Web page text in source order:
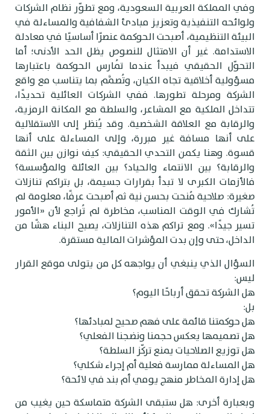
المملكة العربية السعودية، ومع تطوّر نظام الشركات
التنفيذية وتعزيز مبادئ الشفافية والمساءلة في
التنظيمية، أصبحت الحوكمة عنصرًا أساسيًا في معادلة
غير أن الامتثال للنصوص يظل الحد الأدنى؛ أما
الحقيقي فيبدأ عندما تُمارس الحوكمة باعتبارها
أخلاقية تجاه الكيان، وتُصمَّم بما يتناسب مع واقع
ومرحلة تطورها. ففي الشركات العائلية تحديدًا،
الملكية مع المشاعر، والسلطة مع المكانة الرمزية،
مع العلاقة الشخصية. وقد يُنظر إلى الاستقلالية
أنها مسافة غير مبررة، وإلى المساءلة على أنها
وهنا يكمن التحدي الحقيقي: كيف نوازن بين الثقة
بين الانتماء والحياد؟ بين العائلة والمؤسسة؟
الكبرى لا تبدأ بقرارات جسيمة، بل بتراكم تنازلات
صلاحية مُنحت بحسن نية ثم أصبحت عرفًا، معلومة لم
في الوقت المناسب، مخاطرة لم تُراجع لأن «الأمور
جيدًا». ومع تراكم هذه التنازلات، يصبح البناء هشًا من
حتى وإن بدت المؤشرات المالية مستقرة.
الذي ينبغي أن يواجهه كل من يتولى موقع القرار
الشركة تحقق أرباحًا اليوم؟
حوكمتنا قائمة على فهم صحيح لمبادئها؟
تصميمها يعكس حجمنا ونضجنا الفعلي؟
توزيع الصلاحيات يمنع تركّز السلطة؟
المساءلة ممارسة فعلية أم إجراء شكلي؟
إدارة المخاطر منهج يومي أم بند في لائحة؟
أخرى: هل ستبقى الشركة متماسكة حين يغيب من